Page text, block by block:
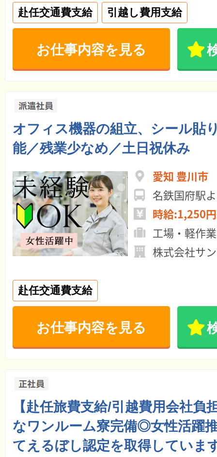
赴任交通費支給 引越し費用支給
お仕事内容を見る
オフィス機器の組立、シール貼
能／残業少なめ／土日祝休み
愛知 豊川市
名鉄国府駅
時給:1,250
工場・軽作業
株式会社サ
赴任交通費支給
お仕事内容を見る
【赴任旅費支給/引越費用会社
なワンルーム寮完備◎女性活躍
てえるぼし認定を取得していま